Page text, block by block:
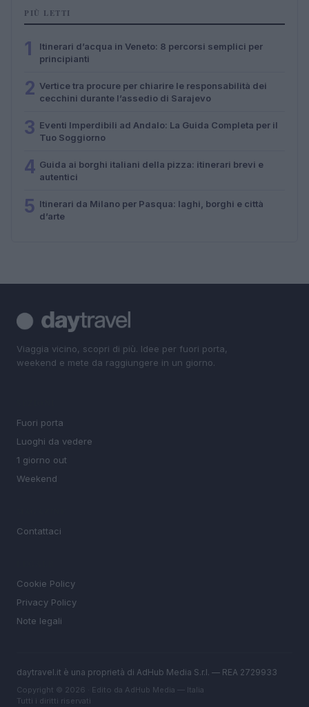
PIÙ LETTI
1
Itinerari d’acqua in Veneto: 8 percorsi semplici per
principianti
2 Vertice tra procure per chiarire le responsabilità dei
cecchini durante l’assedio di Sarajevo
3 Eventi Imperdibili ad Andalo: La Guida Completa per il
Tuo Soggiorno
4 Guida ai borghi italiani della pizza: itinerari brevi e
autentici
5 Itinerari da Milano per Pasqua: laghi, borghi e città
d’arte
Viaggia vicino, scopri di più. Idee per fuori porta,
weekend e mete da raggiungere in un giorno.
Fuori porta
Luoghi da vedere
1 giorno out
Weekend
Contattaci
Cookie Policy
Privacy Policy
Note legali
daytravel.it è una proprietà di AdHub Media S.r.l. — REA 2729933
Copyright © 2026 · Edito da AdHub Media — Italia
Tutti i diritti riservati